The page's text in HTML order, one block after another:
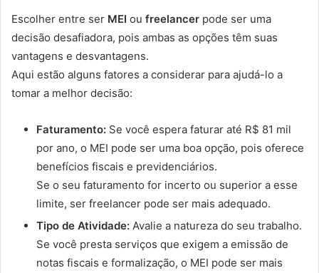
Escolher entre ser MEI ou freelancer pode ser uma
decisão desafiadora, pois ambas as opções têm suas
vantagens e desvantagens.
Aqui estão alguns fatores a considerar para ajudá-lo a
tomar a melhor decisão:
Faturamento: Se você espera faturar até R$ 81 mil
por ano, o MEI pode ser uma boa opção, pois oferece
benefícios fiscais e previdenciários.
Se o seu faturamento for incerto ou superior a esse
limite, ser freelancer pode ser mais adequado.
Tipo de Atividade: Avalie a natureza do seu trabalho.
Se você presta serviços que exigem a emissão de
notas fiscais e formalização, o MEI pode ser mais